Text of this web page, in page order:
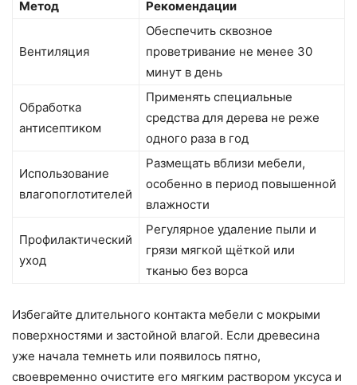
Метод Рекомендации
Вентиляция
Обеспечить сквозное
проветривание не менее 30
минут в день
Обработка
антисептиком
Применять специальные
средства для дерева не реже
одного раза в год
Использование
влагопоглотителей
Размещать вблизи мебели,
особенно в период повышенной
влажности
Профилактический
уход
Регулярное удаление пыли и
грязи мягкой щёткой или
тканью без ворса
Избегайте длительного контакта мебели с мокрыми
поверхностями и застойной влагой. Если древесина
уже начала темнеть или появилось пятно,
своевременно очистите его мягким раствором уксуса и